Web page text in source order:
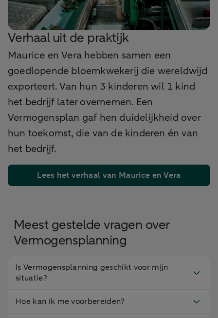
Verhaal uit de praktijk
Maurice en Vera hebben samen een
goedlopende bloemkwekerij die wereldwijd
exporteert. Van hun 3 kinderen wil 1 kind
het bedrijf later overnemen. Een
Vermogensplan gaf hen duidelijkheid over
hun toekomst, die van de kinderen én van
het bedrijf.
Lees het verhaal van Maurice en Vera
Meest gestelde vragen over
Vermogensplanning
Is Vermogensplanning geschikt voor mijn
situatie?
Hoe kan ik me voorbereiden?